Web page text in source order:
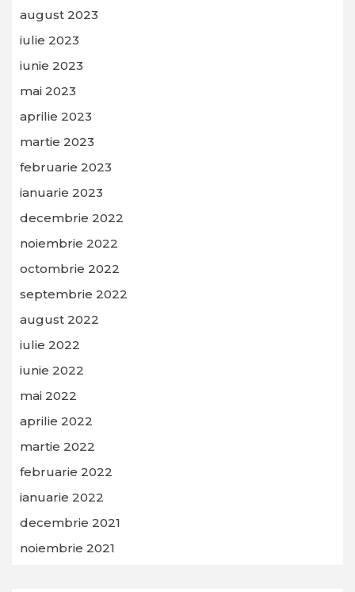
august 2023
iulie 2023
iunie 2023
mai 2023
aprilie 2023
martie 2023
februarie 2023
ianuarie 2023
decembrie 2022
noiembrie 2022
octombrie 2022
septembrie 2022
august 2022
iulie 2022
iunie 2022
mai 2022
aprilie 2022
martie 2022
februarie 2022
ianuarie 2022
decembrie 2021
noiembrie 2021